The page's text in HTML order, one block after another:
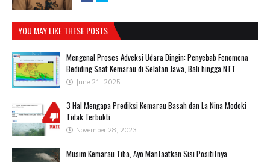
YOU MAY LIKE THESE POSTS
Mengenal Proses Adveksi Udara Dingin: Penyebab Fenomena
Bediding Saat Kemarau di Selatan Jawa, Bali hingga NTT
June 21, 2025
3 Hal Mengapa Prediksi Kemarau Basah dan La Nina Modoki
Tidak Terbukti
November 28, 2023
Musim Kemarau Tiba, Ayo Manfaatkan Sisi Positifnya